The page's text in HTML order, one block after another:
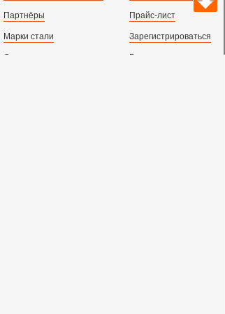
Партнёры
Марки стали
Сортамент металлопроката
Прайс-лист
Зарегистрироваться
Вход с паролем